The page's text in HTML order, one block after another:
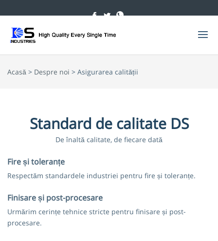
Acasă > Despre noi > Asigurarea calității
Standard de calitate DS
De înaltă calitate, de fiecare dată
Fire și toleranțe
Respectăm standardele industriei pentru fire și toleranțe.
Finisare și post-procesare
Urmărim cerințe tehnice stricte pentru finisare și post-
procesare.